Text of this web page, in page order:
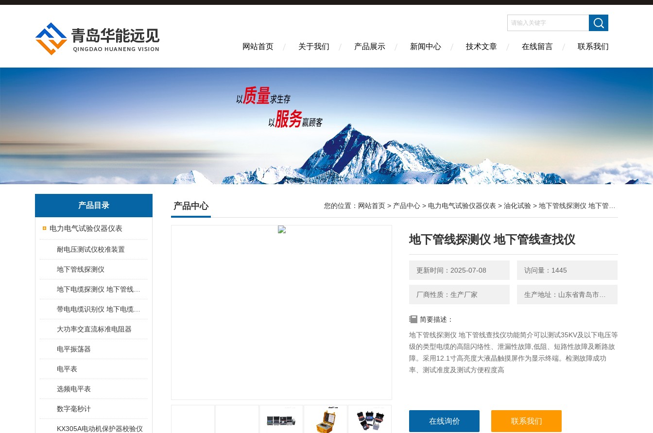
网站首页 关于我们 产品展示 新闻中心 技术文章 在线留言 联系我们
产品目录
电力电气试验仪器仪表
耐电压测试仪校准装置
地下管线探测仪
大功率交直流标准电阻器
电平振荡器
电平表
选频电平表
数字毫秒计
KX305A电动机保护器校验仪
产品中心 您的位置： 网站首页 > 产品中心 > 电力电气试验仪器仪表 > 油化试验 > 地下管线探测仪 地下管线查找仪
地下管线探测仪 地下管线查找仪
更新时间：2025-07-08 访问量：1445
厂商性质：生产厂家
简要描述：
地下管线探测仪 地下管线查找仪功能简介可以测试35KV及以下电压等
级的类型电缆的高阻闪络性、泄漏性故障,低阻、短路性故障及断路故
障。采用12.1寸高亮度大液晶触摸屏作为显示终端。检测故障成功
率、测试准度及测试方便程度高
在线询价 联系我们